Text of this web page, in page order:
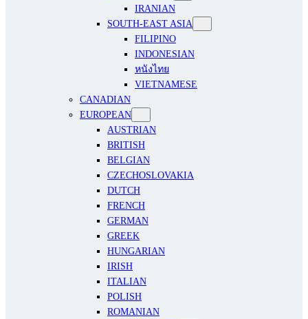
IRANIAN
SOUTH-EAST ASIA
FILIPINO
INDONESIAN
หนังไทย
VIETNAMESE
CANADIAN
EUROPEAN
AUSTRIAN
BRITISH
BELGIAN
CZECHOSLOVAKIA
DUTCH
FRENCH
GERMAN
GREEK
HUNGARIAN
IRISH
ITALIAN
POLISH
ROMANIAN